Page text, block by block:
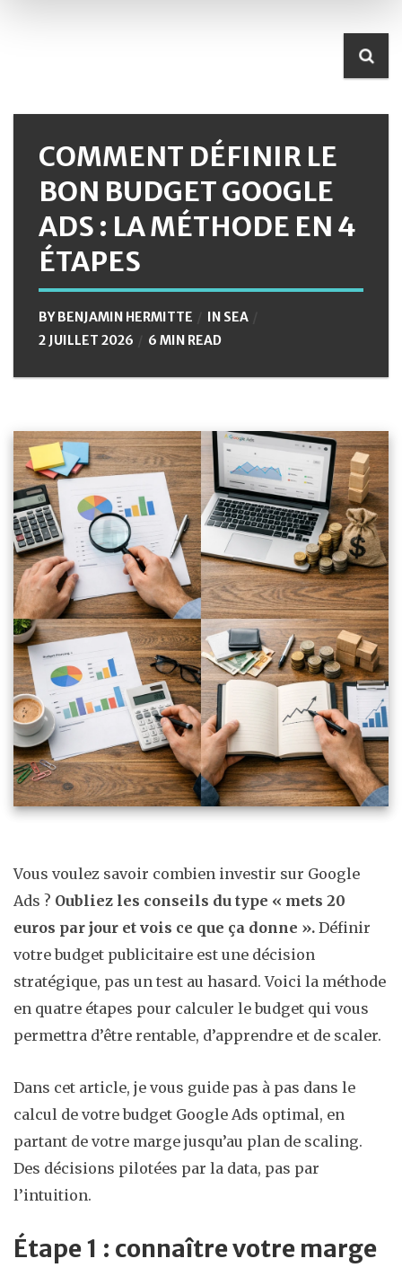
COMMENT DÉFINIR LE
BON BUDGET GOOGLE
ADS : LA MÉTHODE EN 4
ÉTAPES
BYBENJAMIN HERMITTE IN SEA
2 JUILLET 2026
6 MIN READ
Vous voulez savoir combien investir sur Google
Ads ? Oubliez les conseils du type « mets 20
euros par jour et vois ce que ça donne ». Définir
votre budget publicitaire est une décision
stratégique, pas un test au hasard. Voici la méthode
en quatre étapes pour calculer le budget qui vous
permettra d’être rentable, d’apprendre et de scaler.
Dans cet article, je vous guide pas à pas dans le
calcul de votre budget Google Ads optimal, en
partant de votre marge jusqu’au plan de scaling.
Des décisions pilotées par la data, pas par
l’intuition.
Étape 1 : connaître votre marge